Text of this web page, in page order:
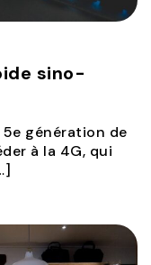
sino-
5e génération de
à la 4G, qui